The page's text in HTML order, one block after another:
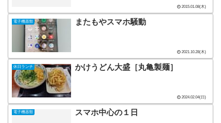
2015.01.08(木)
電子機器類 またもやスマホ騒動
2021.10.28(木)
休日ランチ かけうどん大盛［丸亀製麺］
2024.02.04(日)
電子機器類 スマホ中心の１日